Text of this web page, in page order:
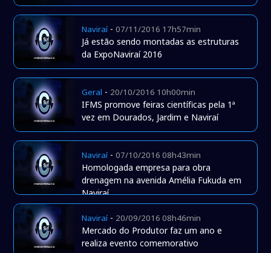
Naviraí-07/11/2016 17h57min
Já estão sendo montadas as estruturas
da ExpoNaviraí 2016
Geral - 20/10/2016 10h00min
IFMS promove feiras científicas pela 1ª
vez em Dourados, Jardim e Naviraí
Naviraí-07/10/2016 08h43min
Homologada empresa para obra
drenagem na avenida Amélia Fukuda em
Naviraí
Naviraí- 20/09/2016 08h46min
Mercado do Produtor faz um ano e
realiza evento comemorativo